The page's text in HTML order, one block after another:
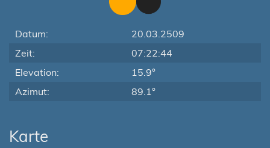
Datum:
20.03.2509
Zeit:
07:22:44
Elevation:
15.9°
Azimut:
89.1°
Karte